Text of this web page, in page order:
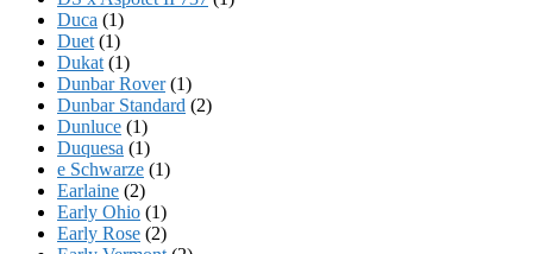
Duca (1)
Duet (1)
Dukat (1)
Dunbar Rover(1)
Dunbar Standard (2)
Dunluce (1)
Duquesa (1)
e Schwarze (1)
Earlaine (2)
Early Ohio (1)
Early Rose (2)